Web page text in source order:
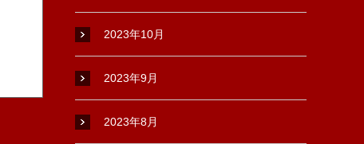
2023年10月
2023年9月
2023年8月